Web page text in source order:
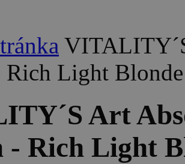
Rich Light
Art
- Rich Light